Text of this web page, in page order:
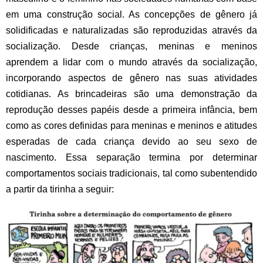
em uma construção social. As concepções de gênero já
solidificadas e naturalizadas são reproduzidas através da
socialização. Desde crianças, meninas e meninos
aprendem a lidar com o mundo através da socialização,
incorporando aspectos de gênero nas suas atividades
cotidianas. As brincadeiras são uma demonstração da
reprodução desses papéis desde a primeira infância, bem
como as cores definidas para meninas e meninos e atitudes
esperadas de cada criança devido ao seu sexo de
nascimento. Essa separação termina por determinar
comportamentos sociais tradicionais, tal como subentendido
a partir da tirinha a seguir: